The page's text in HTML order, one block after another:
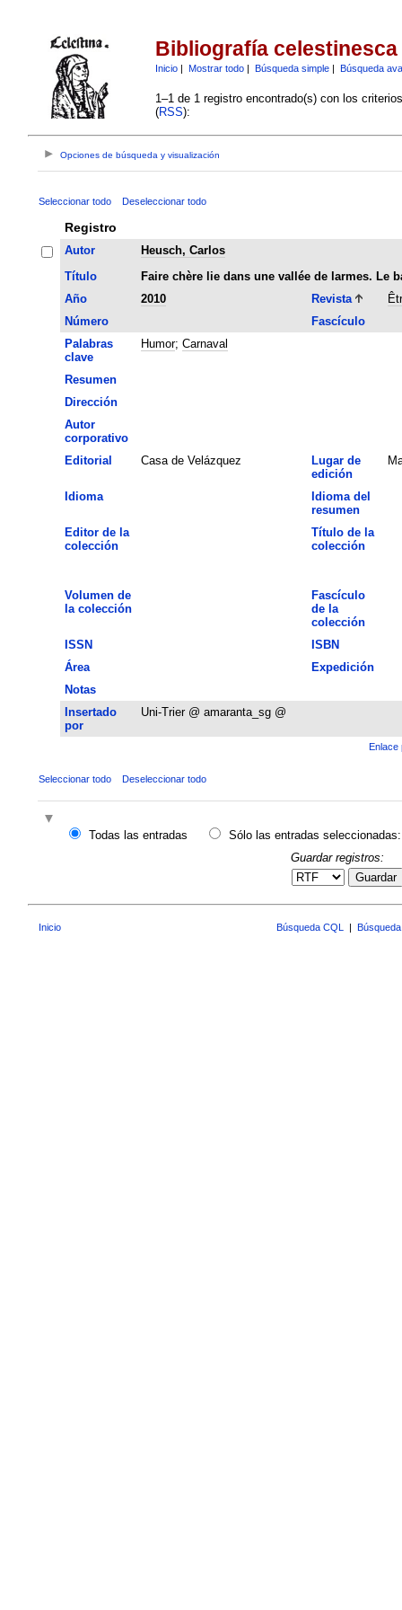
Bibliografía celestinesca
Inicio| Mostrar todo| Búsqueda simple| Búsqueda
1–1 de 1 registro encontrado(s) con los
(RSS):
Opciones de búsqueda y visualización
Seleccionar todo Deseleccionar todo
Registro
Autor
Heusch, Carlos
Título
Faire chère lie dans une vallée de larmes. Le
Año
2010 Revista
Número
Fascículo
Palabras
clave
Humor; Carnaval
Resumen
Dirección
Autor
corporativo
Editorial
Casa de Velázquez
Lugar de
edición
Idioma
Idioma del
resumen
Editor de la
colección
Título de la
colección
Volumen de
la colección
Fascículo
de la
colección
ISSN
ISBN
Área
Expedición
Notas
Insertado
por
Uni-Trier @ amaranta_sg @
Enlace
Seleccionar todo Deseleccionar todo
Todas las entradas
Sólo las entradas seleccionadas:
Guardar registros:
Guardar
Inicio Búsqueda CQL